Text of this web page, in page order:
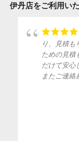
伊丹店をご利用い
り、見積
ための見積
だけて安心
またご連絡